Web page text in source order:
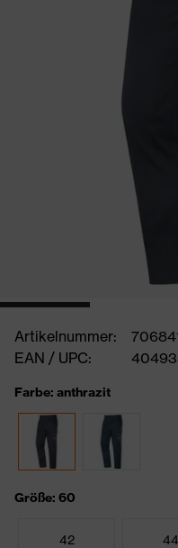
Artikelnummer:
EAN / UPC:
Farbe: anthrazit
Größe: 60
42 44